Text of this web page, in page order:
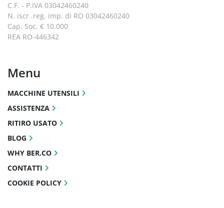
C.F. - P.IVA 03042460240
N. iscr .reg. imp. di RO 03042460240
Cap. Soc. € 10.000
REA RO-446342
Menu
MACCHINE UTENSILI
ASSISTENZA
RITIRO USATO
BLOG
WHY BER.CO
CONTATTI
COOKIE POLICY